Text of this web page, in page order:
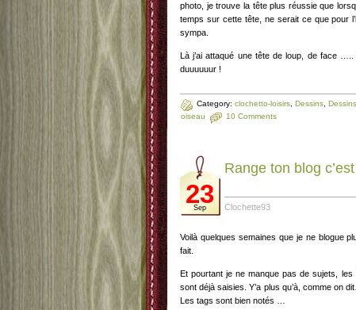
photo, je trouve la tête plus réussie que
temps sur cette tête, ne serait ce que pour
sympa.
Là j’ai attaqué une tête de loup, de face …..
duuuuuur !
Category: clochetto-loisirs Dessins
oiseau
10 Comments
23
Sep
Range ton blog
Clochette93
Voilà quelques semaines que je ne blogue
fait.
Et pourtant je ne manque pas de sujets, les
sont déjà saisies. Y’a plus qu’à, comme on
Les tags sont bien notés …